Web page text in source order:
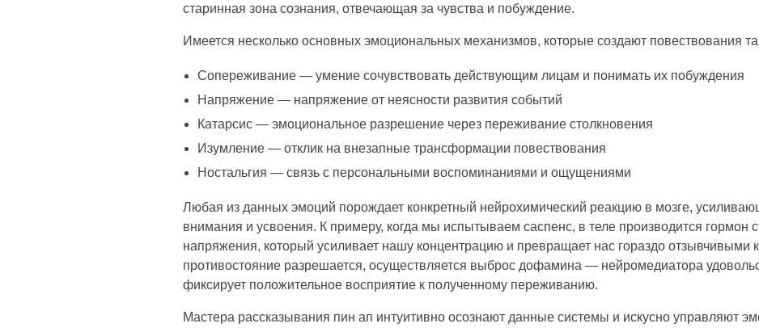
старинная зона сознания, отвечающая за чувства и побуждение.
Имеется несколько основных эмоциональных механизмов, которые создают повествования
Сопереживание — умение сочувствовать действующим лицам и понимать их побуждения
Напряжение — напряжение от неясности развития событий
Катарсис — эмоциональное разрешение через переживание столкновения
Изумление — отклик на внезапные трансформации повествования
Ностальгия — связь с персональными воспоминаниями и ощущениями
Любая из данных эмоций порождает конкретный нейрохимический реакцию в мозге,
внимания и усвоения. К примеру, когда мы испытываем саспенс, в теле производится гормон
напряжения, который усиливает нашу концентрацию и превращает нас гораздо отзывчивыми
противостояние разрешается, осуществляется выброс дофамина — нейромедиатора
фиксирует положительное восприятие к полученному переживанию.
Мастера рассказывания пин ап интуитивно осознают данные системы и искусно управляют